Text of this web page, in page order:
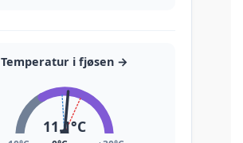
Temperatur i fjøsen →
11.1°C